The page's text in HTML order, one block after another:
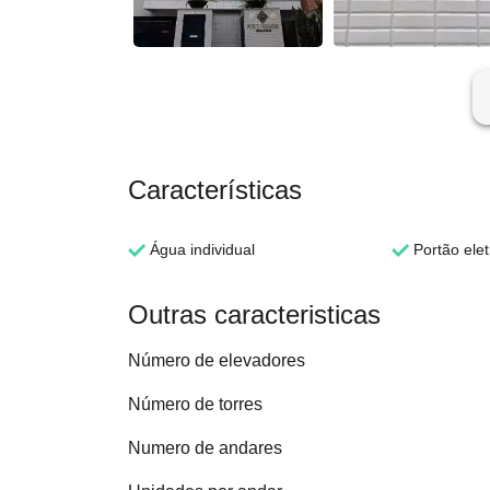
Características
Água individual Portão
Outras caracteristicas
Número de elevadores
Número de torres
Numero de andares